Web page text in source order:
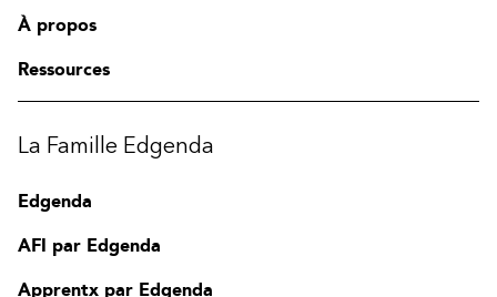
À propos
Ressources
La Famille Edgenda
Edgenda
AFI par Edgenda
Apprentx par Edgenda